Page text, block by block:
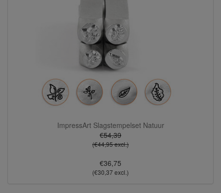
ImpressArt Slagstempelset Natuur
€54,39
(€44,95 excl.)
€36,75
(€30,37 excl.)